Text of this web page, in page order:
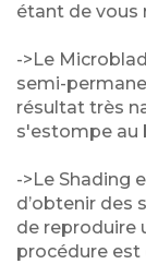
étant de vous
->Le
semi-
résultat très
s'estompe au
->Le Shading
d’obtenir des
de reproduire
procédure est